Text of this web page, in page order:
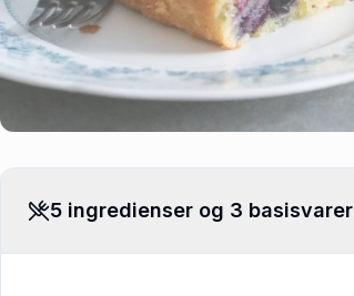
5 ingredienser og 3 basisvarer